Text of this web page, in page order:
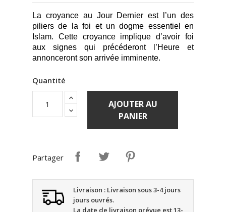
La croyance au Jour Dernier est l’un des
piliers de la foi et un dogme essentiel en
Islam. Cette croyance implique d’avoir foi
aux signes qui précéderont l’Heure et
annonceront son arrivée imminente.
Quantité
AJOUTER AU
PANIER
Partager
Livraison : Livraison sous 3-4 jours
jours ouvrés.
La date de livraison prévue est 13-